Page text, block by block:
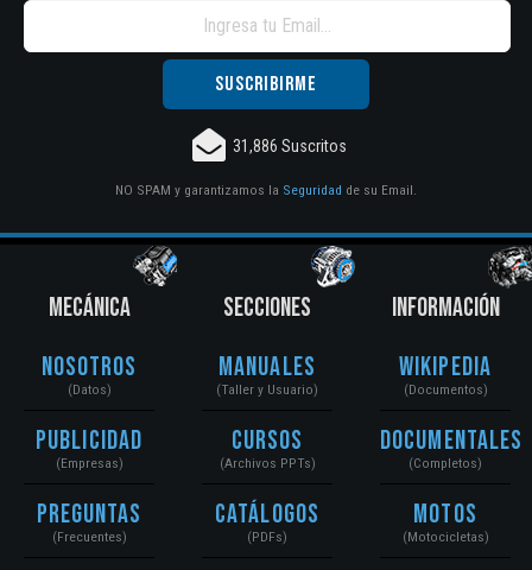
31,886 Suscritos
NO SPAM y garantizamos la Seguridad de su Email.
MECÁNICA
Nosotros
(Datos)
Publicidad
(Empresas)
Preguntas
(Frecuentes)
SECCIONES
Manuales
(Taller y Usuario)
Cursos
(Archivos PPTs)
Catálogos
(PDFs)
INFORMACIÓN
Wikipedia
(Documentos)
Documentales
(Completos)
Motos
(Motocicletas)